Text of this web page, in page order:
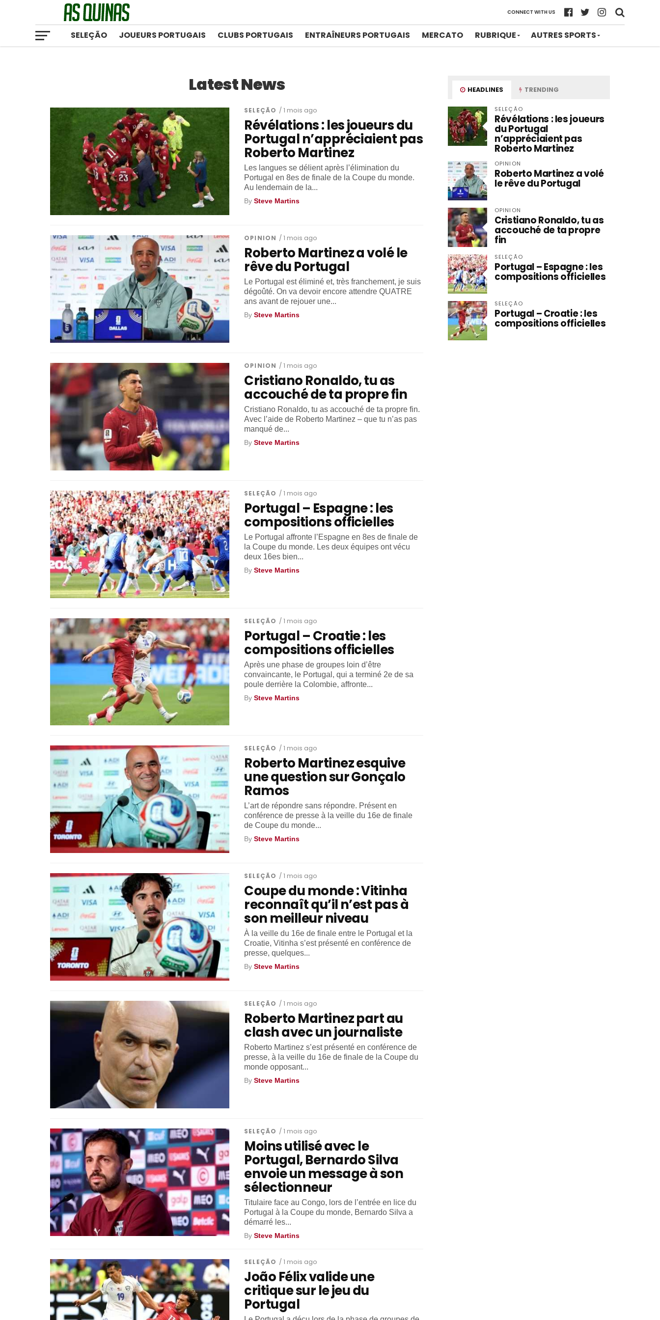
CONNECT WITH US
SELEÇÃO JOUEURS PORTUGAIS CLUBS PORTUGAIS ENTRAÎNEURS PORTUGAIS MERCATO RUBRIQUE AUTRES SPORTS
Latest News
SELEÇÃO / 1 mois ago
Révélations : les joueurs du
Portugal n’appréciaient pas
Roberto Martinez
Les langues se délient après l’élimination du
Portugal en 8es de finale de la Coupe du monde.
Au lendemain de la...
BySteve Martins
OPINION / 1 mois ago
Roberto Martinez a volé le
rêve du Portugal
Le Portugal est éliminé et, très franchement, je suis
dégoûté. On va devoir encore attendre QUATRE
ans avant de rejouer une...
BySteve Martins
OPINION / 1 mois ago
Cristiano Ronaldo, tu as
accouché de ta propre fin
Cristiano Ronaldo, tu as accouché de ta propre fin.
Avec l’aide de Roberto Martinez – que tu n’as pas
manqué de...
BySteve Martins
SELEÇÃO / 1 mois ago
Portugal – Espagne : les
compositions officielles
Le Portugal affronte l’Espagne en 8es de finale de
la Coupe du monde. Les deux équipes ont vécu
deux 16es bien...
BySteve Martins
SELEÇÃO / 1 mois ago
Portugal – Croatie : les
compositions officielles
Après une phase de groupes loin d’être
convaincante, le Portugal, qui a terminé 2e de sa
poule derrière la Colombie, affronte...
BySteve Martins
SELEÇÃO / 1 mois ago
Roberto Martinez esquive
une question sur Gonçalo
Ramos
L’art de répondre sans répondre. Présent en
conférence de presse à la veille du 16e de finale
de Coupe du monde...
BySteve Martins
SELEÇÃO / 1 mois ago
Coupe du monde : Vitinha
reconnaît qu’il n’est pas à
son meilleur niveau
À la veille du 16e de finale entre le Portugal et la
Croatie, Vitinha s’est présenté en conférence de
presse, quelques...
BySteve Martins
SELEÇÃO / 1 mois ago
Roberto Martinez part au
clash avec un journaliste
Roberto Martinez s’est présenté en conférence de
presse, à la veille du 16e de finale de la Coupe du
monde opposant...
BySteve Martins
SELEÇÃO / 1 mois ago
Moins utilisé avec le
Portugal, Bernardo Silva
envoie un message à son
sélectionneur
Titulaire face au Congo, lors de l’entrée en lice du
Portugal à la Coupe du monde, Bernardo Silva a
démarré les...
BySteve Martins
SELEÇÃO / 1 mois ago
João Félix valide une
critique sur le jeu du
Portugal
HEADLINES TRENDING
SELEÇÃO
Révélations : les joueurs
du Portugal
n’appréciaient pas
Roberto Martinez
OPINION
Roberto Martinez a volé
le rêve du Portugal
OPINION
Cristiano Ronaldo, tu as
accouché de ta propre
fin
SELEÇÃO
Portugal – Espagne : les
compositions officielles
SELEÇÃO
Portugal – Croatie : les
compositions officielles